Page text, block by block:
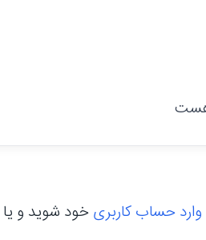
وارد حساب کاربریخود شوید و یا